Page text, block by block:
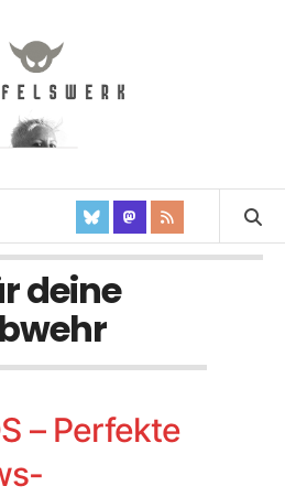
deine
– Perfekte